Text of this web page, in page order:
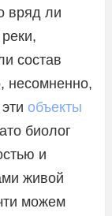
вряд ли
состав
несомненно,
объекты
биолог
и
живой
можем